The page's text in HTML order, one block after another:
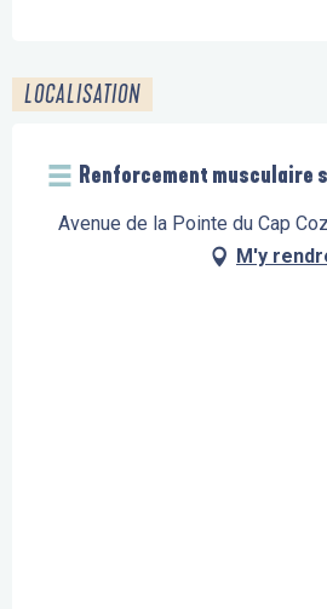
LOCALISATION
Renforcement musculaire
Avenue de la Pointe du Cap
M'y